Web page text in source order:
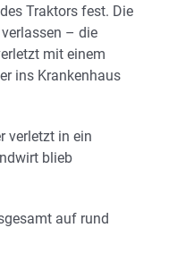
Traktors fest. Die
– die
mit einem
ins Krankenhaus
verletzt in ein
blieb
auf rund